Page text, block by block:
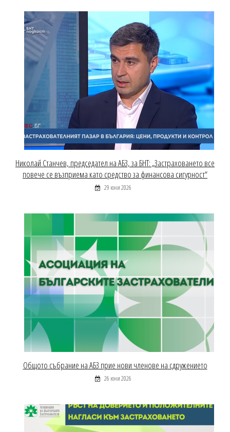
Николай Станчев, председател на АБЗ, за БНТ: „Застраховането все
повече се възприема като средство за финансова сигурност“
29 юни 2026
Общото събрание на АБЗ прие нови членове на сдружението
26 юни 2026